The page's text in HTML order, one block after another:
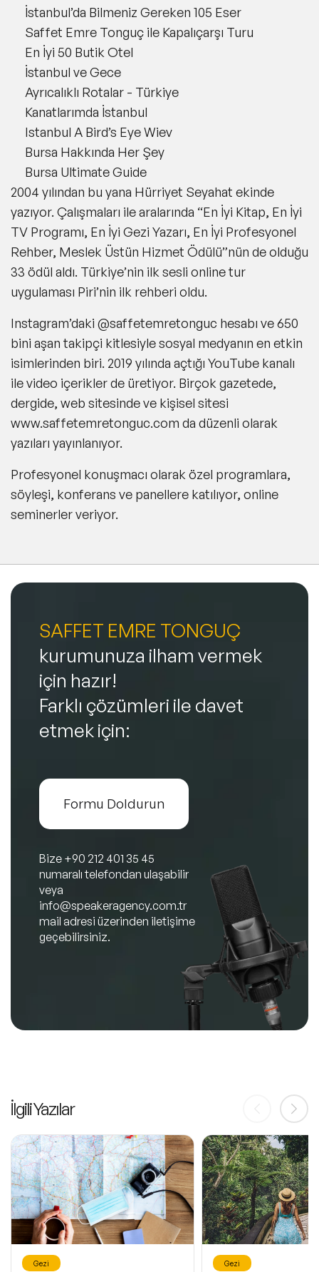
İstanbul’da Bilmeniz Gereken 105 Eser
Saffet Emre Tonguç ile Kapalıçarşı Turu
En İyi 50 Butik Otel
İstanbul ve Gece
Ayrıcalıklı Rotalar - Türkiye
Kanatlarımda İstanbul
Istanbul A Bird’s Eye Wiev
Bursa Hakkında Her Şey
Bursa Ultimate Guide
2004 yılından bu yana Hürriyet Seyahat ekinde
yazıyor. Çalışmaları ile aralarında “En İyi Kitap, En İyi
TV Programı, En İyi Gezi Yazarı, En İyi Profesyonel
Rehber, Meslek Üstün Hizmet Ödülü”nün de olduğu
33 ödül aldı. Türkiye’nin ilk sesli online tur
uygulaması Piri’nin ilk rehberi oldu.
Instagram’daki @saffetemretonguc hesabı ve 650
bini aşan takipçi kitlesiyle sosyal medyanın en etkin
isimlerinden biri. 2019 yılında açtığı YouTube kanalı
ile video içerikler de üretiyor. Birçok gazetede,
dergide, web sitesinde ve kişisel sitesi
www.saffetemretonguc.com da düzenli olarak
yazıları yayınlanıyor.
Profesyonel konuşmacı olarak özel programlara,
söyleşi, konferans ve panellere katılıyor, online
seminerler veriyor.
SAFFET EMRE TONGUÇ
kurumunuza ilham vermek
için hazır!
Farklı çözümleri ile davet
etmek için:
Formu Doldurun
Bize +90 212 401 35 45
numaralı telefondan ulaşabilir
veya
info@speakeragency.com.tr
mail adresi üzerinden iletişime
geçebilirsiniz.
İlgili Yazılar
Gezi Gezi